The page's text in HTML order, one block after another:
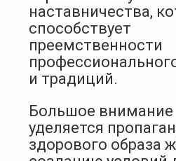
наставничества,
способствует
преемственности
и традиций.
Большое внимание
уделяется
здорового образа